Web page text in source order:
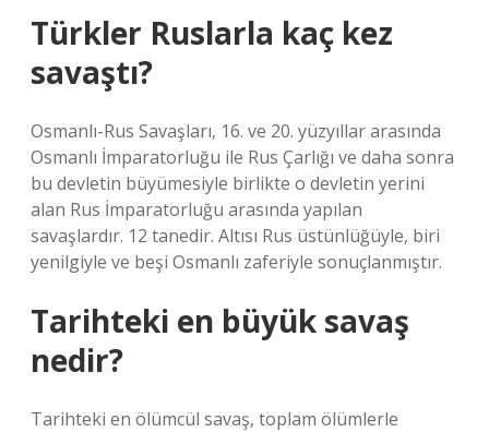
Türkler Ruslarla kaç kez
savaştı?
Osmanlı-Rus Savaşları, 16. ve 20. yüzyıllar arasında
Osmanlı İmparatorluğu ile Rus Çarlığı ve daha sonra
bu devletin büyümesiyle birlikte o devletin yerini
alan Rus İmparatorluğu arasında yapılan
savaşlardır. 12 tanedir. Altısı Rus üstünlüğüyle, biri
yenilgiyle ve beşi Osmanlı zaferiyle sonuçlanmıştır.
Tarihteki en büyük savaş
nedir?
Tarihteki en ölümcül savaş, toplam ölümlerle